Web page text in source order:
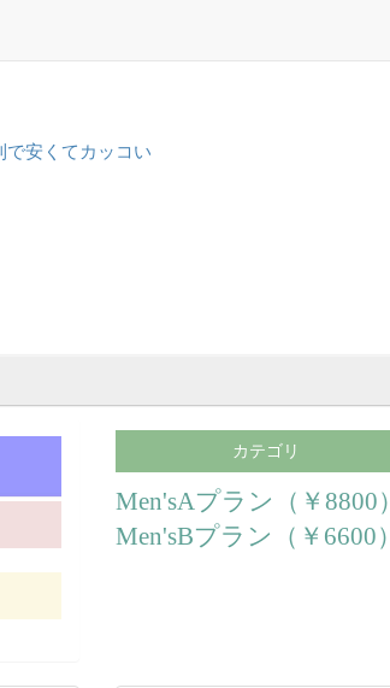
安くてカッコい
カテゴリ
Men'sAプラン（￥8800）
Men'sBプラン（￥6600）